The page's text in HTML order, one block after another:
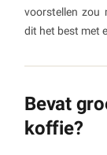
voorstellen zou
dit het best met
Bevat
koffie?